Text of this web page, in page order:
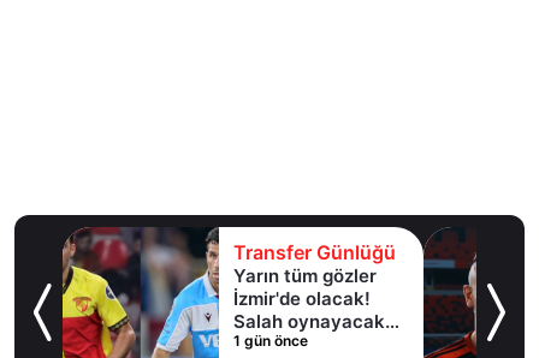
Transfer Günlüğü
Yarın tüm gözler
İzmir'de olacak!
Salah oynayacak
mı?
1 gün önce